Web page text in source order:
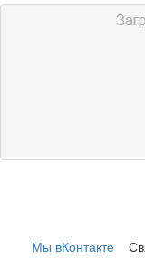
Мы вКонтакте